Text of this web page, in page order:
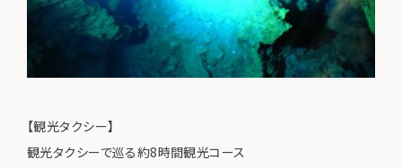
【観光タクシー】
観光タクシーで巡る約8時間観光コース